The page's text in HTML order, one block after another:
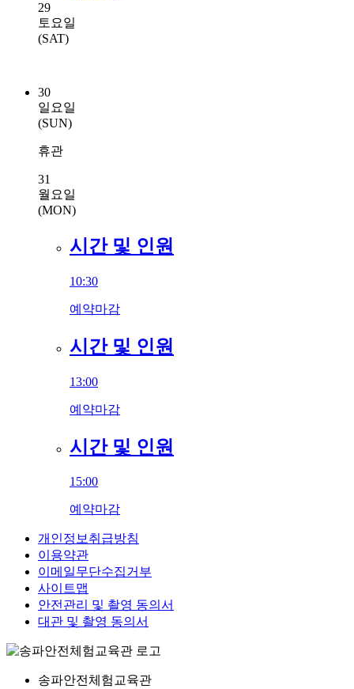
29
토요일
(SAT)
30
일요일
(SUN)
휴관
31
월요일
(MON)
시간 및 인원
10:30
예약마감
시간 및 인원
13:00
예약마감
시간 및 인원
15:00
예약마감
개인정보취급방침
이용약관
이메일무단수집거부
사이트맵
안전관리 및 촬영 동의서
대관 및 촬영 동의서
송파안전체험교육관